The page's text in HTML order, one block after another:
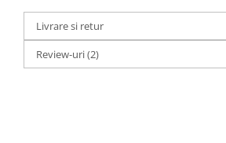
Livrare si retur
Review-uri(2)